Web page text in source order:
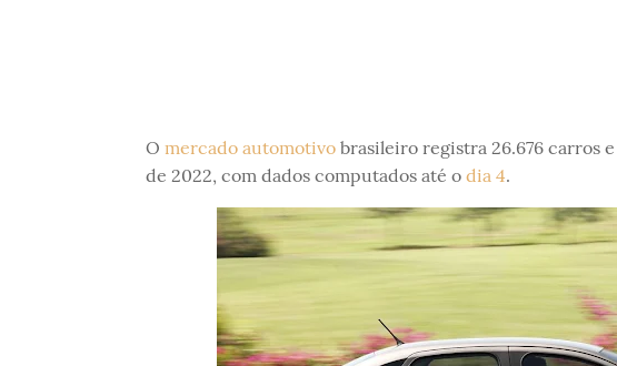
O mercado automotivobrasileiro registra 26.676 carros
de 2022, com dados computados até o dia 4.